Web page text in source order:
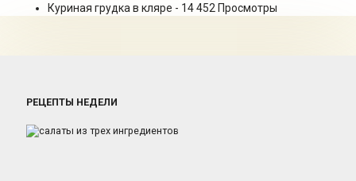
Куриная грудка в кляре - 14 452 Просмотры
РЕЦЕПТЫ НЕДЕЛИ